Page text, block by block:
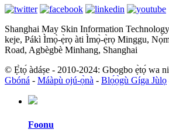
Shanghai May Skin Information
keje, Pákì Ìmọ̀-ẹ̀rọ àti Ìmọ̀-ẹ̀rọ Minggu,
Road, Agbègbè Minhang, Shanghai
© Ẹ̀tọ́ àdáṣe - 2010-2024: Gbogbo ẹ̀tọ́ wa
Gbóná - Máàpù ojú-ọ̀nà - Blọ́ọ̀gù Gíga Jùlọ
Foonu